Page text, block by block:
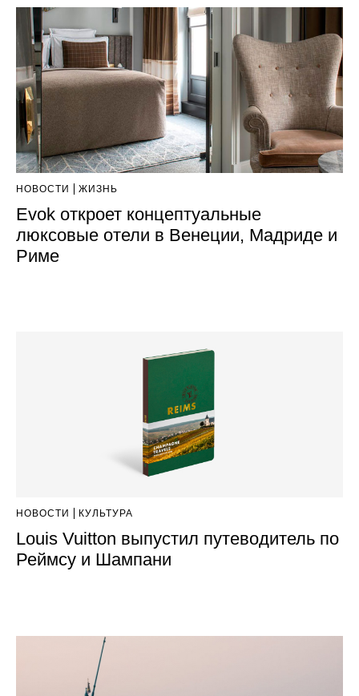
НОВОСТИ ЖИЗНЬ
Evok откроет концептуальные
люксовые отели в Венеции, Мадриде и
Риме
НОВОСТИ КУЛЬТУРА
Louis Vuitton выпустил путеводитель по
Реймсу и Шампани